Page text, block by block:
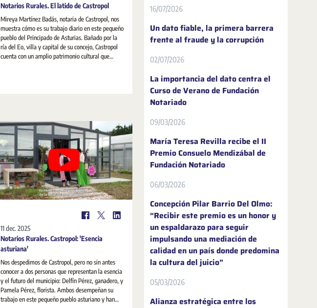
Notarios Rurales. El latido de Castropol
Mireya Martínez Badás, notaria de Castropol, nos
muestra cómo es su trabajo diario en este pequeño
pueblo del Principado de Asturias. Bañado por la
ría del Eo, villa y capital de su concejo, Castropol
cuenta con un amplio patrimonio cultural que
11 dec. 2025
Notarios Rurales. Castropol: 'Esencia
asturiana'
Nos despedimos de Castropol, pero no sin antes
conocer a dos personas que representan la esencia
y el futuro del municipio: Delfín Pérez, ganadero, y
Pamela Pérez, florista. Ambos desempeñan su
trabajo en este pequeño pueblo asturiano y han
16/07/2026
Un dato fiable, la primera barrera
frente al fraude y la corrupción
02/07/2026
La importancia del dato centra el
Curso de Verano de Fundación
Notariado
09/03/2026
María Teresa Revilla recibe el II
Premio Consuelo Mendizábal de
Fundación Notariado
06/03/2026
Concepción Pilar Barrio Del Olmo:
“Recibir este premio es un honor y
un espaldarazo para seguir
impulsando una mediación de
calidad en un país donde predomina
la cultura del juicio”
05/03/2026
Alianza estratégica entre los